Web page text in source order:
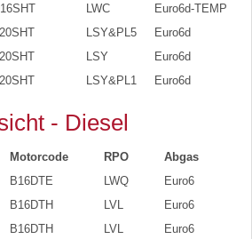
LWC Euro6d-TEMP
LSY&PL5 Euro6d
LSY Euro6d
LSY&PL1 Euro6d
- Diesel
Motorcode RPO
Abgas
B16DTE LWQ
Euro6
B16DTH LVL
Euro6
B16DTH LVL
Euro6